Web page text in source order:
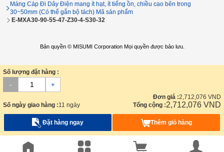
Máng Cáp Đi Dây Điện mang ít hạt, ít tiếng ồn, chiều cao bên trong
30~50mm (Có thể gắn bộ tách) Mã sản phẩm
E-MXA30-90-55-47-Z30-4-S30-32
Bản quyền © MISUMI Corporation Mọi quyền được bảo lưu.
Số lượng đặt hàng :
- +
Số ngày giao hàng :11 ngày
Đơn giá :2,712,076 VND
Tổng cộng :2,712,076 VND
Đặt hàng ngay Thêm giỏ hàng